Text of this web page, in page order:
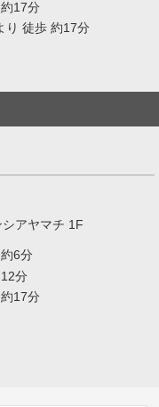
17分
り 徒歩 約17分
アヤマチ 1F
6分
分
17分